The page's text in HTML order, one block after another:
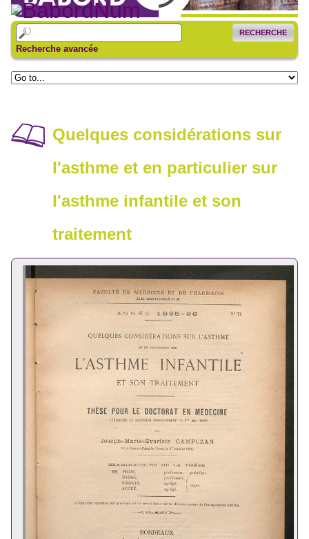
RECHERCHE
Recherche avancée
Quelques considérations sur
l'asthme et en particulier sur
l'asthme infantile et son
traitement